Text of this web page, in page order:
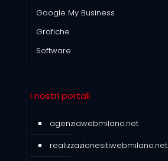
Google My Business
Grafiche
Software
I nostri portali
agenziawebmilano.net
realizzazionesitiwebmilano.net